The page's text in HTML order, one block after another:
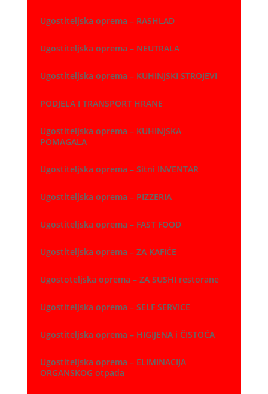
Ugostiteljska oprema – RASHLAD
Ugostiteljska oprema – NEUTRALA
Ugostiteljska oprema – KUHINJSKI STROJEVI
PODJELA I TRANSPORT HRANE
Ugostiteljska oprema – KUHINJSKA
POMAGALA
Ugostiteljska oprema – Sitni INVENTAR
Ugostiteljska oprema – PIZZERIA
Ugostiteljska oprema – FAST FOOD
Ugostiteljska oprema – ZA KAFIĆE
Ugostoteljska oprema – ZA SUSHI restorane
Ugostiteljska oprema – SELF SERVICE
Ugostiteljska oprema – HIGIJENA i ČISTOĆA
Ugostiteljska oprema – ELIMINACIJA
ORGANSKOG otpada